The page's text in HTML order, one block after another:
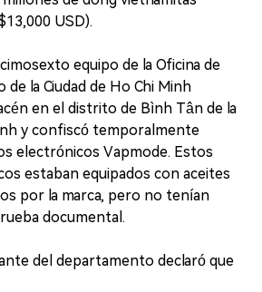
USD).
equipo de la Oficina de
de la Ciudad de Ho Chi Minh
en el distrito de Bình Tân de la
y confiscó temporalmente
electrónicos Vapmode. Estos
estaban equipados con aceites
por la marca, pero no tenían
documental.
del departamento declaró que